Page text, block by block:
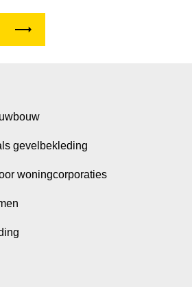
gevelbekleding
woningcorporaties